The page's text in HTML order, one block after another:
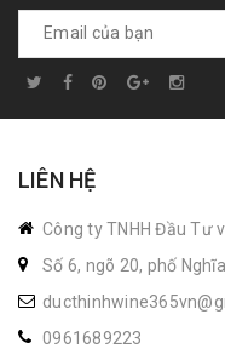
LIÊN HỆ
Công ty TNHH Đầu Tư
Số 6, ngõ 20, phố
0961689223